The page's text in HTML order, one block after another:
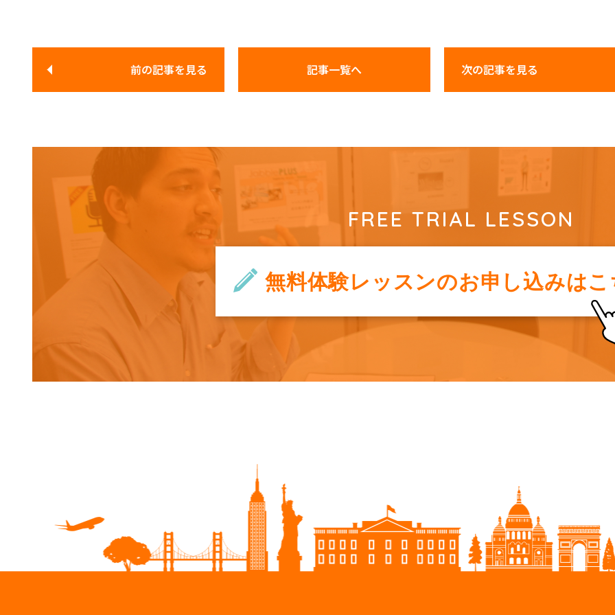
前の記事を見る 記事一覧へ 次の記事を見る
FREE TRIAL LESSON
無料体験レッスンのお申し込みは